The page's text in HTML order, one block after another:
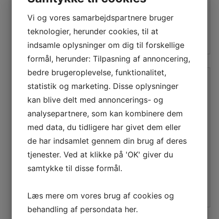
var:
159,00 DKK.
pris
143,10 DKK.
var:
339,00 DKK.305,10
SUZUKI
Den
oprindelige
var:
219,00 DKK.
197,10 DKKDen
aktuelle
er:
197,10 DKK.
LÆS MERE
IMPELLER – OMC,
EVINRUDE, SUZUKI
Den
var:
260,10
Vi og vores samarbejdspartnere bruger
teknologier, herunder cookies, til at
indsamle oplysninger om dig til forskellige
formål, herunder: Tilpasning af annoncering,
bedre brugeroplevelse, funktionalitet,
statistik og marketing. Disse oplysninger
kan blive delt med annoncerings- og
analysepartnere, som kan kombinere dem
med data, du tidligere har givet dem eller
de har indsamlet gennem din brug af deres
tjenester. Ved at klikke på 'OK' giver du
samtykke til disse formål.
Læs mere om vores brug af cookies og
behandling af persondata her.